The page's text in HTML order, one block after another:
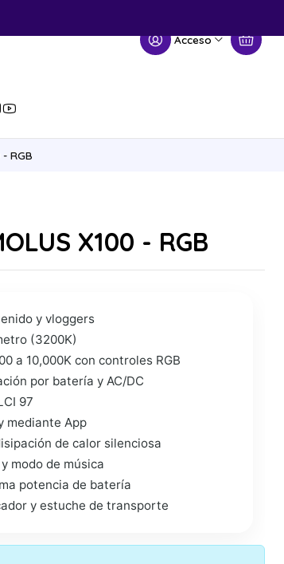
Acceso
RGB
X100 - RGB
y vloggers
(3200K)
a 10,000K con controles RGB
por batería y AC/DC
97
mediante App
de calor silenciosa
modo de música
potencia de batería
y estuche de transporte